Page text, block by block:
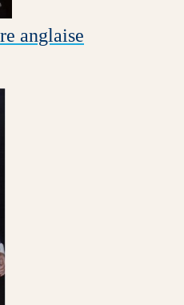
anglaise